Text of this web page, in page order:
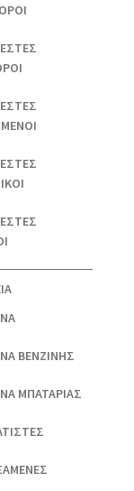
ΒΕΝΖΙΝΗΣ
ΜΠΑΤΑΡΙΑΣ